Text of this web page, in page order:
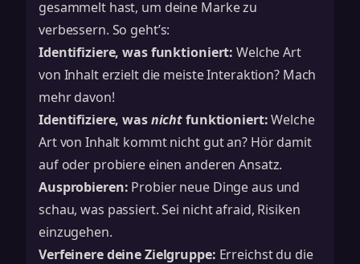
gesammelt hast, um deine Marke zu
verbessern. So geht’s:
Identifiziere, was funktioniert: Welche Art
von Inhalt erzielt die meiste Interaktion? Mach
mehr davon!
Identifiziere, wasnichtfunktioniert:Welche
Art von Inhalt kommt nicht gut an? Hör damit
auf oder probiere einen anderen Ansatz.
Ausprobieren: Probier neue Dinge aus und
schau, was passiert. Sei nicht afraid, Risiken
einzugehen.
Verfeinere deine Zielgruppe: Erreichst du die